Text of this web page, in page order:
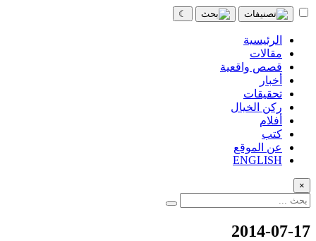
☾
الرئيسية
مقالات
قصص واقعية
أخبار
تحقيقات
ركن الخيال
أفلام
كتب
عن الموقع
ENGLISH
×
2014-07-17